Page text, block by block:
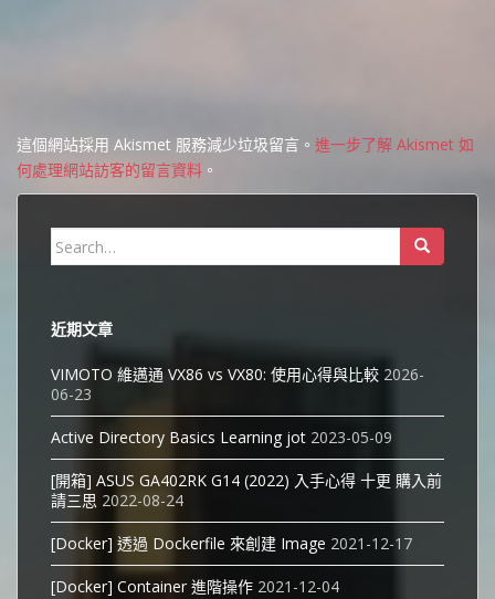
這個網站採用 Akismet 服務減少垃圾留言。 進一步了解 Akismet 如
何處理網站訪客的留言資料 。
Search
for:
近期文章
VIMOTO 維邁通 VX86 vs VX80: 使用心得與比較 2026-
06-23
Active Directory Basics Learning jot 2023-05-09
[開箱] ASUS GA402RK G14 (2022) 入手心得 十更 購入前
請三思 2022-08-24
[Docker] 透過 Dockerfile 來創建 Image 2021-12-17
[Docker] Container 進階操作 2021-12-04